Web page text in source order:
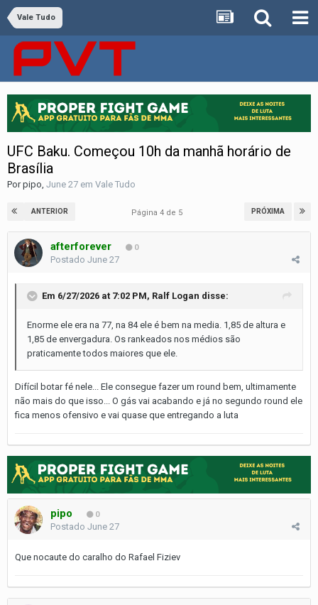
Vale Tudo
UFC Baku. Começou 10h da manhã horário de
Brasília
Porpipo June 27 em Vale Tudo
ANTERIOR PRÓXIMA
Página 4 de 5
afterforever 0
Postado June 27
Em 6/27/2026 at 7:02 PM, Ralf Logan disse:
Enorme ele era na 77, na 84 ele é bem na media. 1,85 de altura e
1,85 de envergadura. Os rankeados nos médios são
praticamente todos maiores que ele.
Difícil botar fé nele... Ele consegue fazer um round bem, ultimamente
não mais do que isso... O gás vai acabando e já no segundo round ele
fica menos ofensivo e vai quase que entregando a luta
pipo 0
Postado June 27
Que nocaute do caralho do Rafael Fiziev